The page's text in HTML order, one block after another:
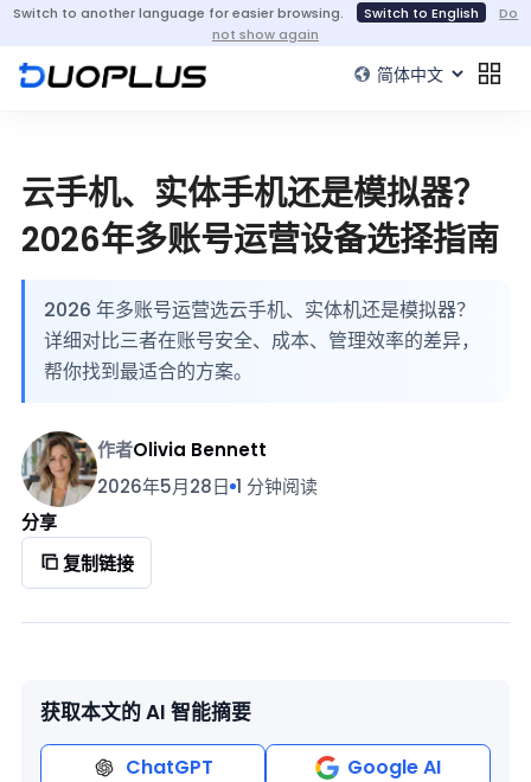
Switch to another language for easier browsing. Switch to English
Do
not show again
云手机、实体手机还是模拟器？
2026年多账号运营设备选择指南
2026 年多账号运营选云手机、实体机还是模拟器？
详细对比三者在账号安全、成本、管理效率的差异，
帮你找到最适合的方案。
作者Olivia Bennett
2026年5月28日 1 分钟阅读
分享
复制链接
获取本文的 AI 智能摘要
ChatGPT
Google AI